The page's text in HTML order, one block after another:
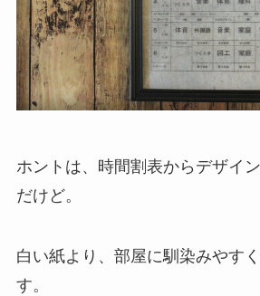
ホントは、時間割表からデザイ
だけど。
白い紙より、部屋に馴染みやす
す。